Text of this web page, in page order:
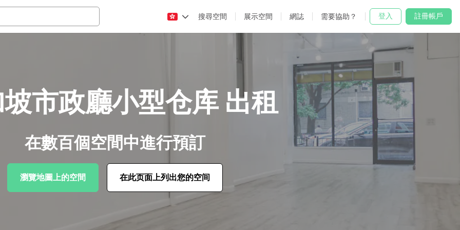
搜尋空間 展示空間 網誌 需要協助？ 登入 註冊帳戶
市政廳小型仓库 出租
在數百個空間中進行預訂
瀏覽地圖上的空間 在此页面上列出您的空间